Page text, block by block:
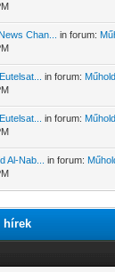
Chan... in forum:
in forum:
in forum:
Al-Nab... in forum:
hírek